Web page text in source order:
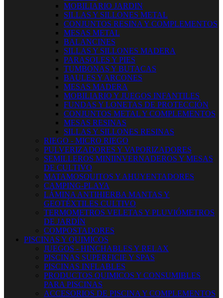
MOBILIARIO JARDIN
SILLAS Y SILLONES METAL
CONJUNTOS RESINA Y COMPLEMENTOS
MESAS METAL
BALANCINES
SILLAS Y SILLONES MADERA
PARASOLES Y PIES
TUMBONAS Y BUTACAS
BAULES Y ARCONES
MESAS MADERA
MOBILIARIO Y JUEGOS INFANTILES
FUNDAS Y LONETAS DE PROTECCIÓN
CONJUNTOS METAL Y COMPLEMENTOS
MESAS RESINAS
SILLAS Y SILLONES RESINAS
RIEGO - MICRO RIEGO
PULVERIZADORES Y VAPORIZADORES
SEMILLEROS MINIINVERNADEROS Y MESAS
DE CULTIVO
MATAMOSQUITOS Y AHUYENTADORES
CAMPING-PLAYA
LÁMINA ANTIHIERBA MANTAS Y
GEOTÉXTILES CULTIVO
TERMOMETROS VELETAS Y PLUVIÓMETROS
DE JARDÍN
COMPOSTADORES
PISCINAS Y QUIMICOS
JUEGOS - HINCHABLES Y RELAX
PISCINAS SUPERFICIE Y SPAS
PISCINAS INFLABLES
PRODUCTOS QUIMICOS Y CONSUMIBLES
PARA PISCINAS
ACCESORIOS DE PISCINA Y COMPLEMENTOS